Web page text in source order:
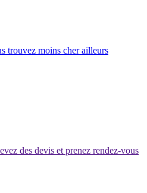
trouvez moins cher ailleurs
des devis et prenez rendez-vous